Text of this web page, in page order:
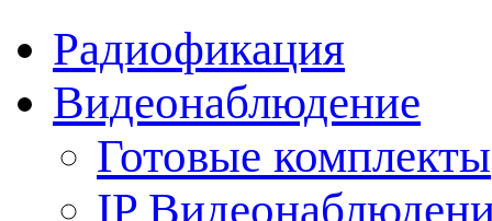
Радиофикация
Видеонаблюдение
Готовые комплекты
IP